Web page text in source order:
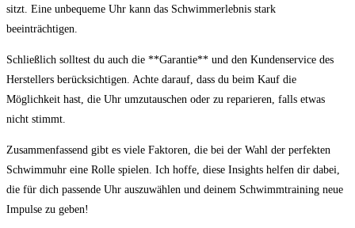
sitzt. Eine unbequeme Uhr kann ⁢das Schwimmerlebnis stark
beeinträchtigen.
Schließlich ​solltest du auch die **Garantie**​ und den Kundenservice des
Herstellers berücksichtigen. ⁣Achte darauf, dass du beim Kauf die
⁢Möglichkeit hast, die Uhr umzutauschen oder zu⁢ reparieren, falls etwas​
nicht stimmt.
Zusammenfassend gibt es viele Faktoren, die ⁣bei ⁣der Wahl der perfekten
Schwimmuhr eine⁢ Rolle spielen. Ich hoffe, diese Insights helfen dir dabei,
die für dich ​passende ⁣Uhr auszuwählen und deinem Schwimmtraining neue⁢
Impulse zu geben!